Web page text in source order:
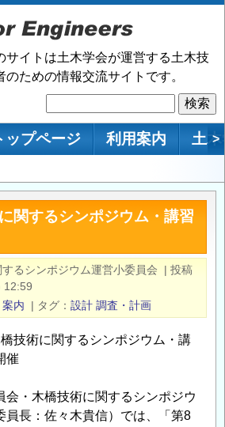
サイトは土木学会が運営する土木技
のための情報交流サイトです。
索
ンップページ 利用案内 土 >
関するシンポジウム・講習
るシンポジウム運営小委員会 | 投稿
12:59
内 | タグ 設計 調査・計画
橋技術に関するシンポジウム・講
催
会・木橋技術に関するシンポジウ
員長：佐々木貴信）では、「第8